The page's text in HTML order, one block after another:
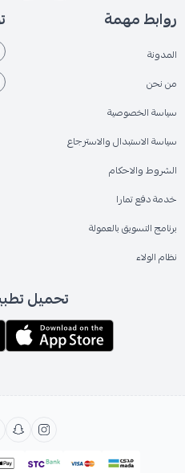
روابط مهمة
المدونة
من نحن
سياسة الخصوصية
سياسة الاستبدال والاسترجاع
الشروط والاحكام
خدمة دفع تمارا
برنامج التسويق بالعمولة
نظام الولاء
تحميل